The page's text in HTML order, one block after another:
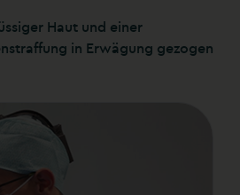
Haut und einer
in Erwägung gezogen